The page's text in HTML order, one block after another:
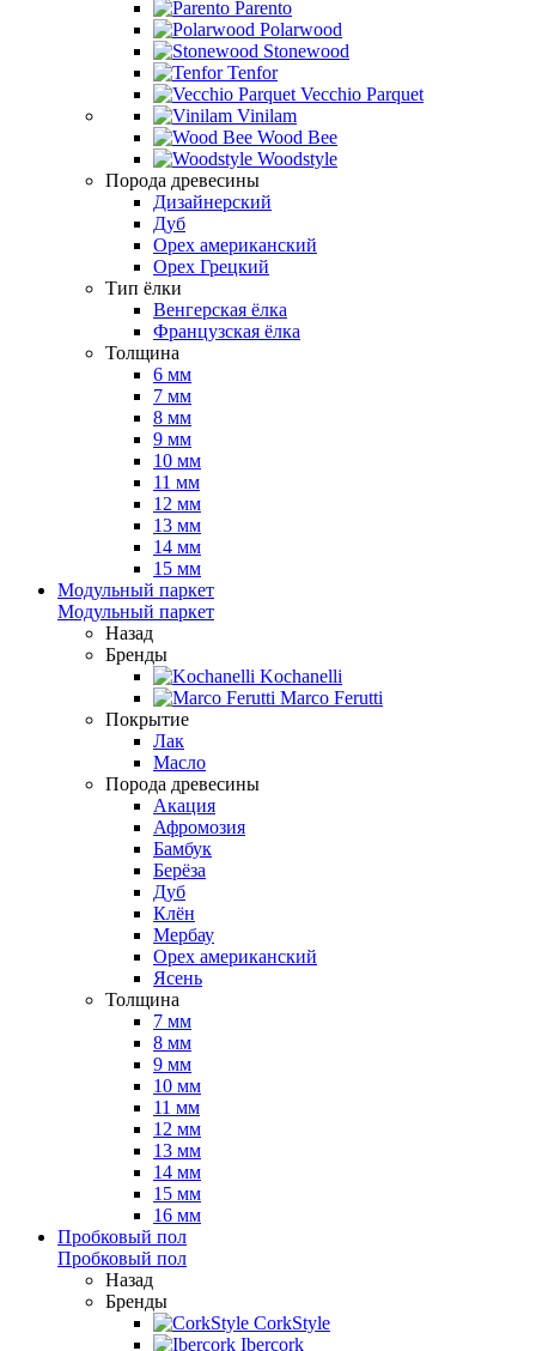
Parento
Polarwood
Stonewood
Tenfor
Vecchio Parquet
Vinilam
Wood Bee
Woodstyle
Порода древесины
Дизайнерский
Дуб
Орех американский
Орех Грецкий
Тип ёлки
Венгерская ёлка
Французская ёлка
Толщина
6 мм
7 мм
8 мм
9 мм
10 мм
11 мм
12 мм
13 мм
14 мм
15 мм
Модульный паркет
Модульный паркет
Назад
Бренды
Kochanelli
Marco Ferutti
Покрытие
Лак
Масло
Порода древесины
Акация
Афромозия
Бамбук
Берёза
Дуб
Клён
Мербау
Орех американский
Ясень
Толщина
7 мм
8 мм
9 мм
10 мм
11 мм
12 мм
13 мм
14 мм
15 мм
16 мм
Пробковый пол
Пробковый пол
Назад
Бренды
CorkStyle
Ibercork